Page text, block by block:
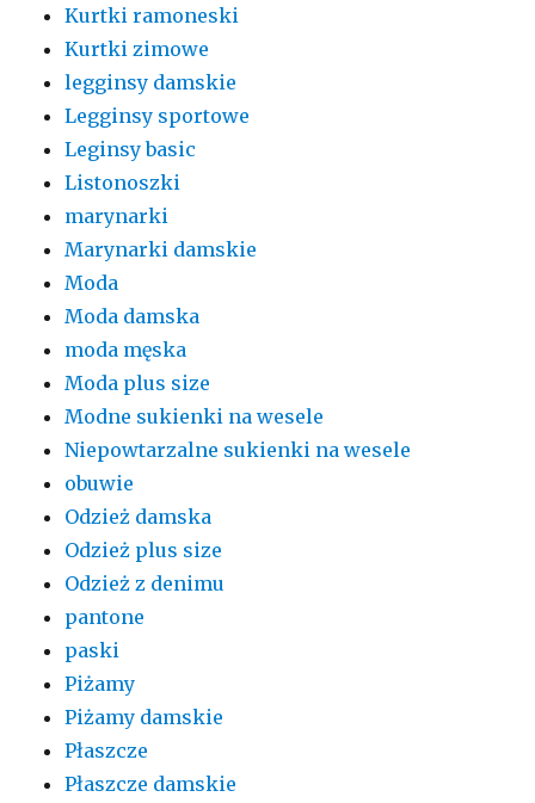
Kurtki ramoneski
Kurtki zimowe
legginsy damskie
Legginsy sportowe
Leginsy basic
Listonoszki
marynarki
Marynarki damskie
Moda
Moda damska
moda męska
Moda plus size
Modne sukienki na wesele
Niepowtarzalne sukienki na wesele
obuwie
Odzież damska
Odzież plus size
Odzież z denimu
pantone
paski
Piżamy
Piżamy damskie
Płaszcze
Płaszcze damskie